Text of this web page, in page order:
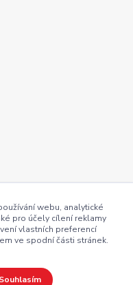
webu, analytické
pro účely cílení reklamy
vlastních preferencí
ve spodní části stránek.
Souhlasím